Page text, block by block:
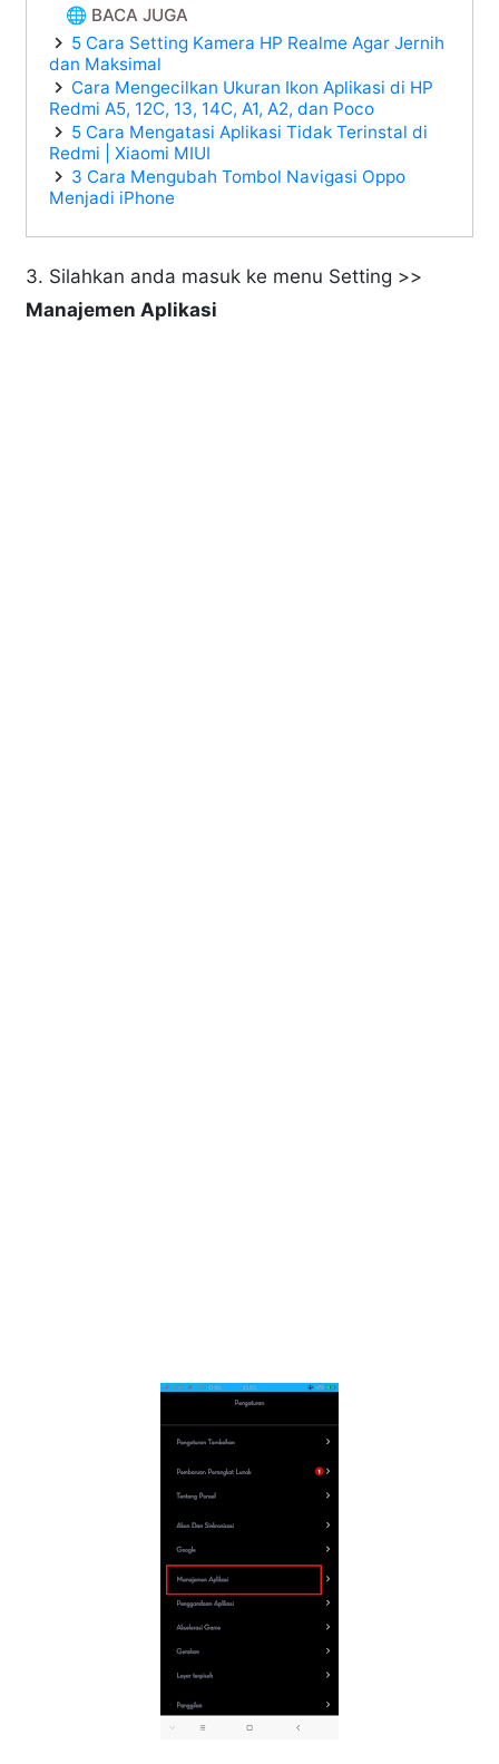
🌐 BACA JUGA
5 Cara Setting Kamera HP Realme Agar Jernih
dan Maksimal
Cara Mengecilkan Ukuran Ikon Aplikasi di HP
Redmi A5, 12C, 13, 14C, A1, A2, dan Poco
5 Cara Mengatasi Aplikasi Tidak Terinstal di
Redmi | Xiaomi MIUI
3 Cara Mengubah Tombol Navigasi Oppo
Menjadi iPhone
3. Silahkan anda masuk ke menu Setting >>
Manajemen Aplikasi